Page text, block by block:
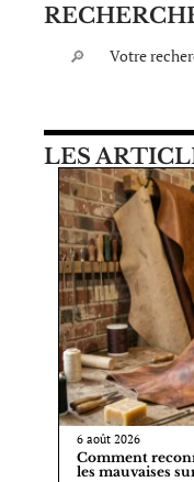
LES
6 août 2026
Comment
les mauvaises